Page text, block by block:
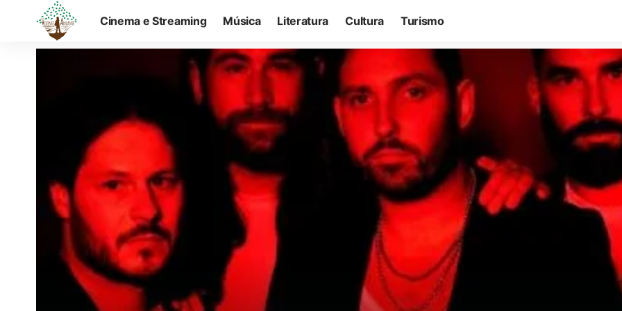
Cinema e Streaming Música Literatura Cultura Turismo